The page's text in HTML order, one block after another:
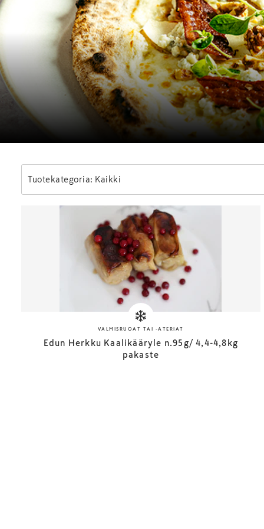
Tuotekategoria: Kaikki
VALMISRUOAT TAI -ATERIAT
Edun Herkku Kaalikääryle n.95g/ 4,4-4,8kg
pakaste